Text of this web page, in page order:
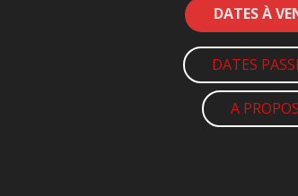
DATES À
DATES
A PROPOS